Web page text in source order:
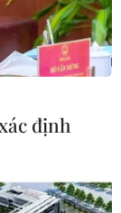
Vietnam+)
định